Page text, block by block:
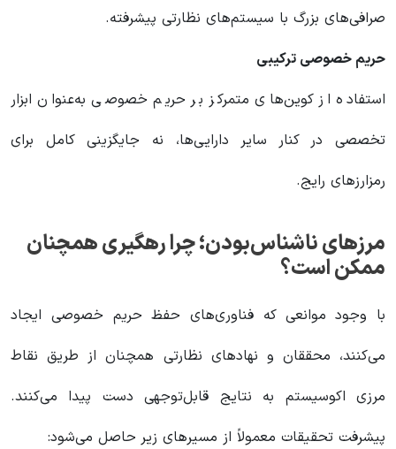
صرافی‌های بزرگ با سیستم‌های نظارتی پیشرفته.
حریم خصوصی ترکیبی
استفاده از کوین‌های متمرکز بر حریم خصوصی به‌عنوان ابزار
تخصصی در کنار سایر دارایی‌ها، نه جایگزینی کامل برای
رمزارزهای رایج.
مرزهای ناشناس‌بودن؛ چرا رهگیری همچنان
ممکن است؟
با وجود موانعی که فناوری‌های حفظ حریم خصوصی ایجاد
می‌کنند، محققان و نهادهای نظارتی همچنان از طریق نقاط
مرزی اکوسیستم به نتایج قابل‌توجهی دست پیدا می‌کنند.
پیشرفت تحقیقات معمولاً از مسیرهای زیر حاصل می‌شود: